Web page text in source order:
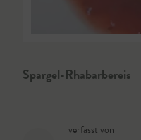
Spargel-Rhabarbereis
verfasst von